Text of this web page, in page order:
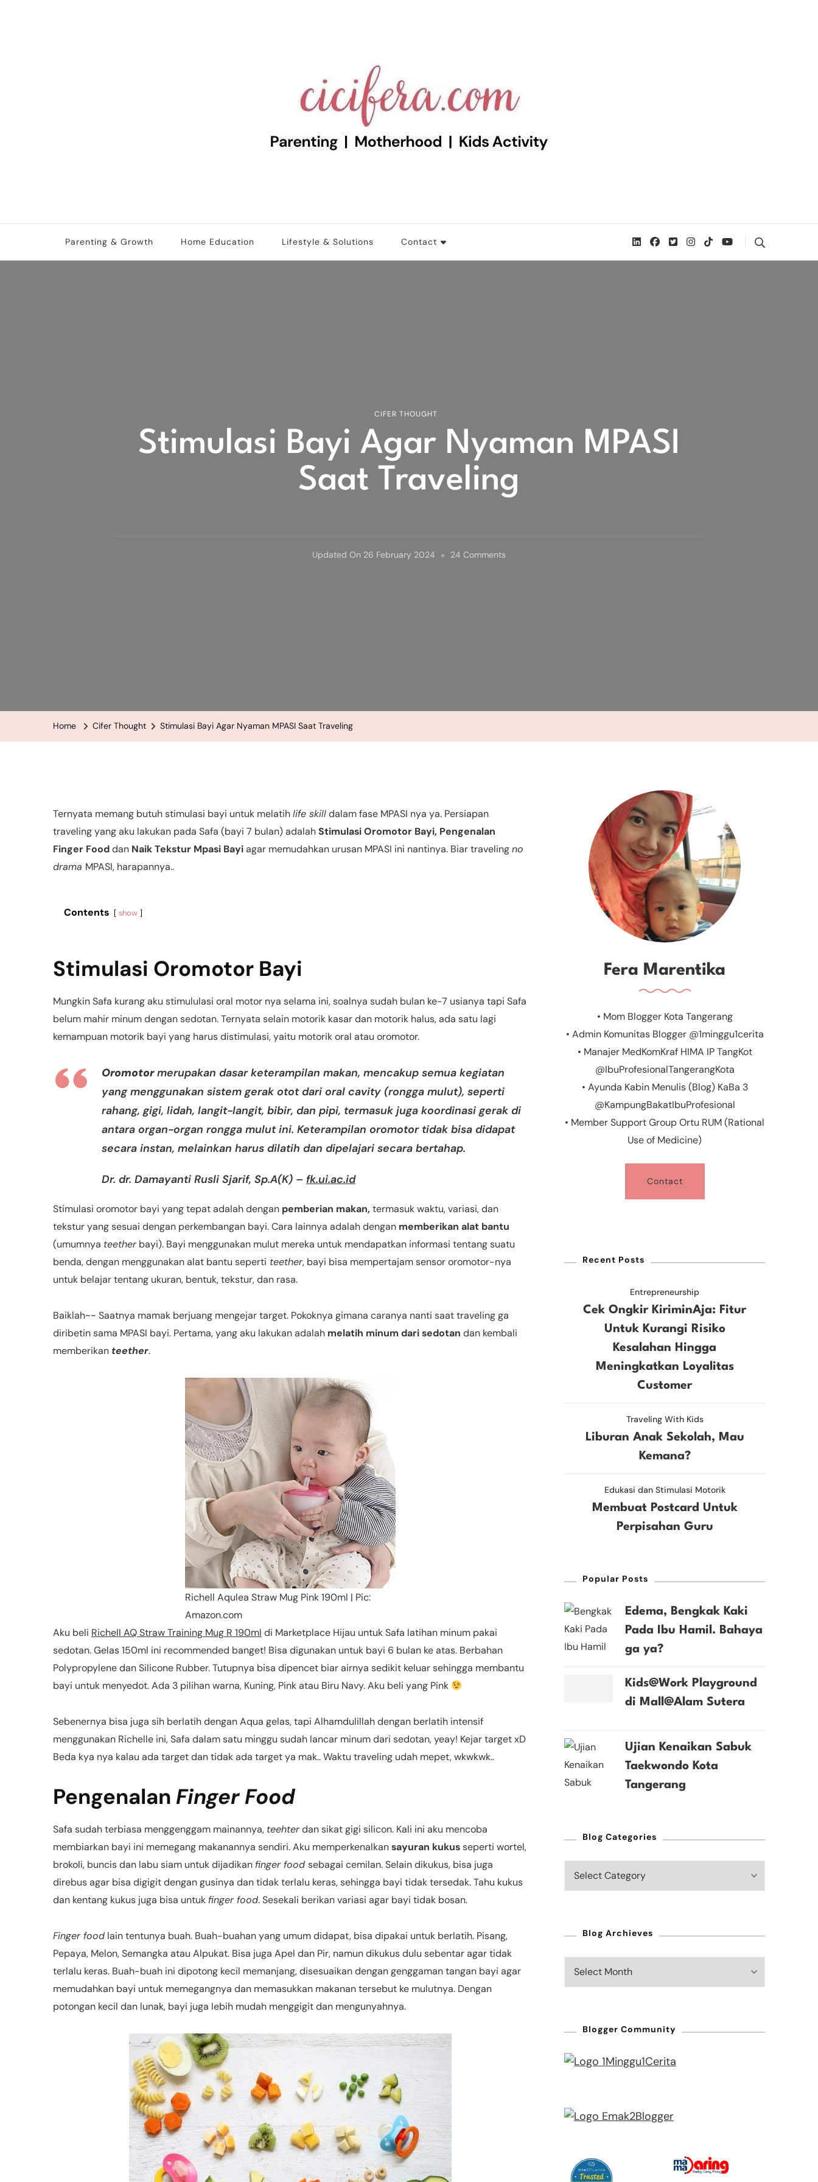
Parenting & Growth Home Education Lifestyle & Solutions Contact
CIFER THOUGHT
Stimulasi Bayi Agar Nyaman MPASI
Saat Traveling
Updated On 26 February 2024 24 Comments
Home Cifer Thought Stimulasi Bayi Agar Nyaman MPASI Saat Traveling
Ternyata memang butuh stimulasi bayi untuk melatihlife skilldalam fase MPASI nya ya. Persiapan
traveling yang aku lakukan pada Safa (bayi 7 bulan) adalahStimulasi Oromotor Bayi, Pengenalan
Finger Fooddan Naik Tekstur Mpasi Bayiagar memudahkan urusan MPASI ini nantinya. Biar travelingno
drama MPASI, harapannya..
Contents show
Stimulasi Oromotor Bayi
Mungkin Safa kurang aku stimululasi oral motor nya selama ini, soalnya sudah bulan ke-7 usianya tapi Safa
belum mahir minum dengan sedotan. Ternyata selain motorik kasar dan motorik halus, ada satu lagi
kemampuan motorik bayi yang harus distimulasi, yaitu motorik oral atau oromotor.
Oromotormerupakan dasar keterampilan makan, mencakup semua kegiatan
yang menggunakan sistem gerak otot dari oral cavity (rongga mulut), seperti
rahang, gigi, lidah, langit-langit, bibir, dan pipi, termasuk juga koordinasi gerak di
antara organ-organ rongga mulut ini. Keterampilan oromotor tidak bisa didapat
secara instan, melainkan harus dilatih dan dipelajari secara bertahap.
Dr. dr. Damayanti Rusli Sjarif, Sp.A(K) – fk.ui.ac.id
Stimulasi oromotor bayi yang tepat adalah dengan pemberian makan,termasuk waktu, variasi, dan
tekstur yang sesuai dengan perkembangan bayi. Cara lainnya adalah dengan memberikan alat bantu
(umumnya teetherbayi). Bayi menggunakan mulut mereka untuk mendapatkan informasi tentang suatu
benda, dengan menggunakan alat bantu seperti teether, bayi bisa mempertajam sensor oromotor-nya
untuk belajar tentang ukuran, bentuk, tekstur, dan rasa.
Baiklah~~ Saatnya mamak berjuang mengejar target. Pokoknya gimana caranya nanti saat traveling ga
diribetin sama MPASI bayi. Pertama, yang aku lakukan adalah melatih minum dari sedotan dan kembali
memberikan teether.
Richell Aqulea Straw Mug Pink 190ml | Pic:
Amazon.com
Aku beli Richell AQ Straw Training Mug R 190ml di Marketplace Hijau untuk Safa latihan minum pakai
sedotan. Gelas 150ml ini recommended banget! Bisa digunakan untuk bayi 6 bulan ke atas. Berbahan
Polypropylene dan Silicone Rubber. Tutupnya bisa dipencet biar airnya sedikit keluar sehingga membantu
bayi untuk menyedot. Ada 3 pilihan warna, Kuning, Pink atau Biru Navy. Aku beli yang Pink
Sebenernya bisa juga sih berlatih dengan Aqua gelas, tapi Alhamdulillah dengan berlatih intensif
menggunakan Richelle ini, Safa dalam satu minggu sudah lancar minum dari sedotan, yeay! Kejar target xD
Beda kya nya kalau ada target dan tidak ada target ya mak.. Waktu traveling udah mepet, wkwkwk..
Pengenalan Finger Food
Safa sudah terbiasa menggenggam mainannya, teehterdan sikat gigi silicon. Kali ini aku mencoba
membiarkan bayi ini memegang makanannya sendiri. Aku memperkenalkansayuran kukusseperti wortel,
brokoli, buncis dan labu siam untuk dijadikan finger food sebagai cemilan. Selain dikukus, bisa juga
direbus agar bisa digigit dengan gusinya dan tidak terlalu keras, sehingga bayi tidak tersedak. Tahu kukus
dan kentang kukus juga bisa untuk finger food. Sesekali berikan variasi agar bayi tidak bosan.
Finger food lain tentunya buah. Buah-buahan yang umum didapat, bisa dipakai untuk berlatih. Pisang,
Pepaya, Melon, Semangka atau Alpukat. Bisa juga Apel dan Pir, namun dikukus dulu sebentar agar tidak
terlalu keras. Buah-buah ini dipotong kecil memanjang, disesuaikan dengan genggaman tangan bayi agar
memudahkan bayi untuk memegangnya dan memasukkan makanan tersebut ke mulutnya. Dengan
potongan kecil dan lunak, bayi juga lebih mudah menggigit dan mengunyahnya.
Fera Marentika
• Mom Blogger Kota Tangerang
• Admin Komunitas Blogger @1minggu1cerita
• Manajer MedKomKraf HIMA IP TangKot
@IbuProfesionalTangerangKota
• Ayunda Kabin Menulis (Blog) KaBa 3
@KampungBakatIbuProfesional
• Member Support Group Ortu RUM (Rational
Use of Medicine)
Contact
Recent Posts
Entrepreneurship
Cek Ongkir KiriminAja: Fitur
Untuk Kurangi Risiko
Kesalahan Hingga
Meningkatkan Loyalitas
Customer
Traveling With Kids
Liburan Anak Sekolah, Mau
Kemana?
Edukasi dan Stimulasi Motorik
Membuat Postcard Untuk
Perpisahan Guru
Popular Posts
Edema, Bengkak Kaki
Pada Ibu Hamil. Bahaya
ga ya?
Kids@Work Playground
di Mall@Alam Sutera
Ujian Kenaikan Sabuk
Taekwondo Kota
Tangerang
Blog Categories
Blog
Blog Archieves
Blog
Blogger Community